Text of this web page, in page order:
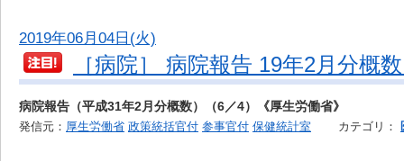
2019年06月04日(火)
［病院］ 病院報告 19年2月分概
病院報告（平成31年2月分概数）（6／4）《厚生労働省》
発信元： 厚生労働省 政策統括官付 参事官付 保健統計室 カテゴリ：